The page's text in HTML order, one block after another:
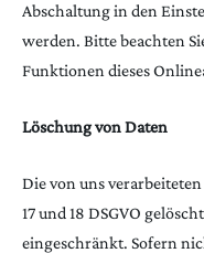
Abschaltung in den
werden. Bitte beachten
Funktionen dieses
Löschung von Daten
Die von uns
17 und 18 DSGVO
eingeschränkt. Sofern